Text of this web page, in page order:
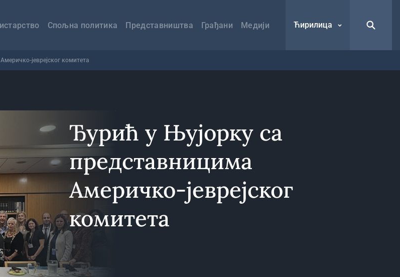
Спољна политика Представништва Грађани Медији Ћирилица
јеврејског комитета
Ђурић у Њујорку са
представницима
Америчко-јеврејског
комитета